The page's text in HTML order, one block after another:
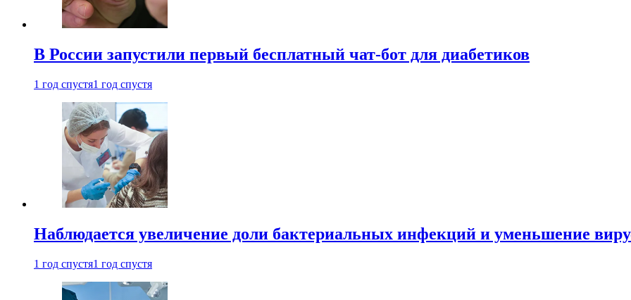
В России запустили первый бесплатный чат-бот для диабетиков
1 год спустя1 год спустя
Наблюдается увеличение доли бактериальных инфекций и уменьшение
1 год спустя1 год спустя